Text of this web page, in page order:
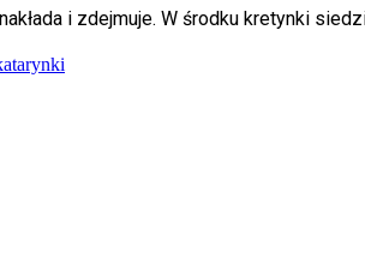
i zdejmuje. W środku kretynki